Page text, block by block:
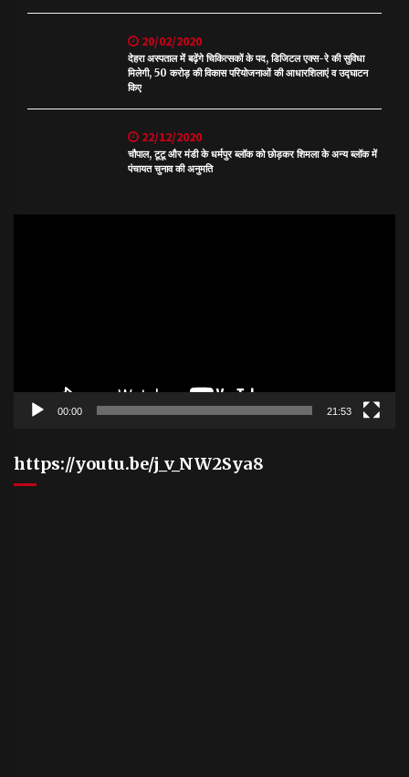
20/02/2020
देहरा अस्पताल में बढ़ेंगे चिकित्सकों के पद, डिजिटल एक्स-रे की सुविधा
मिलेगी, 50 करोड़ की विकास परियोजनाओं की आधारशिलाएं व उद्घाटन
किए
22/12/2020
चौपाल, टूटू और मंडी के धर्मपुर ब्लॉक को छोड़कर शिमला के अन्य ब्लॉक में
पंचायत चुनाव की अनुमति
00:00 21:53
https://youtu.be/j_v_NW2Sya8